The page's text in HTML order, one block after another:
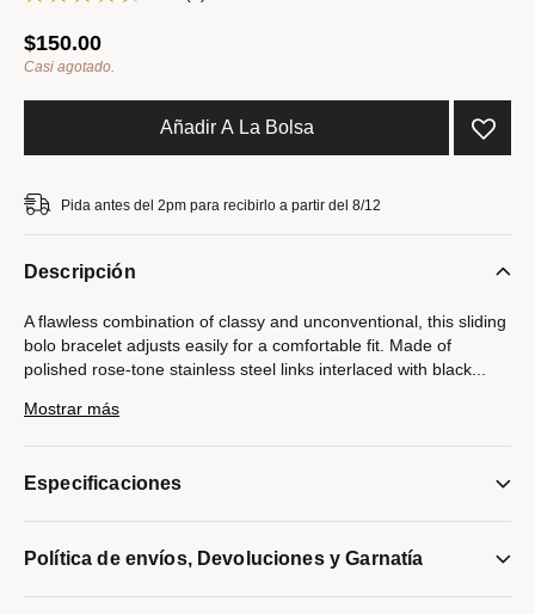
$150.00
Casi agotado.
Añadir A La Bolsa
Pida antes del 2pm para recibirlo a partir del 8/12
Descripción
A flawless combination of classy and unconventional, this sliding
bolo bracelet adjusts easily for a comfortable fit. Made of
polished rose-tone stainless steel links interlaced with black
etched with the Latin GRAMMY® logo. Perfect as a stand-alone
Modelo #:BVB1009-RBSTNA
Mostrar más
Especificaciones
Política de envíos, Devoluciones y Garnatía